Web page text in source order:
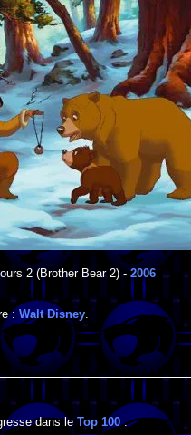
2(Brother Bear 2) -2006
: Walt Disney.
dans le Top 100: